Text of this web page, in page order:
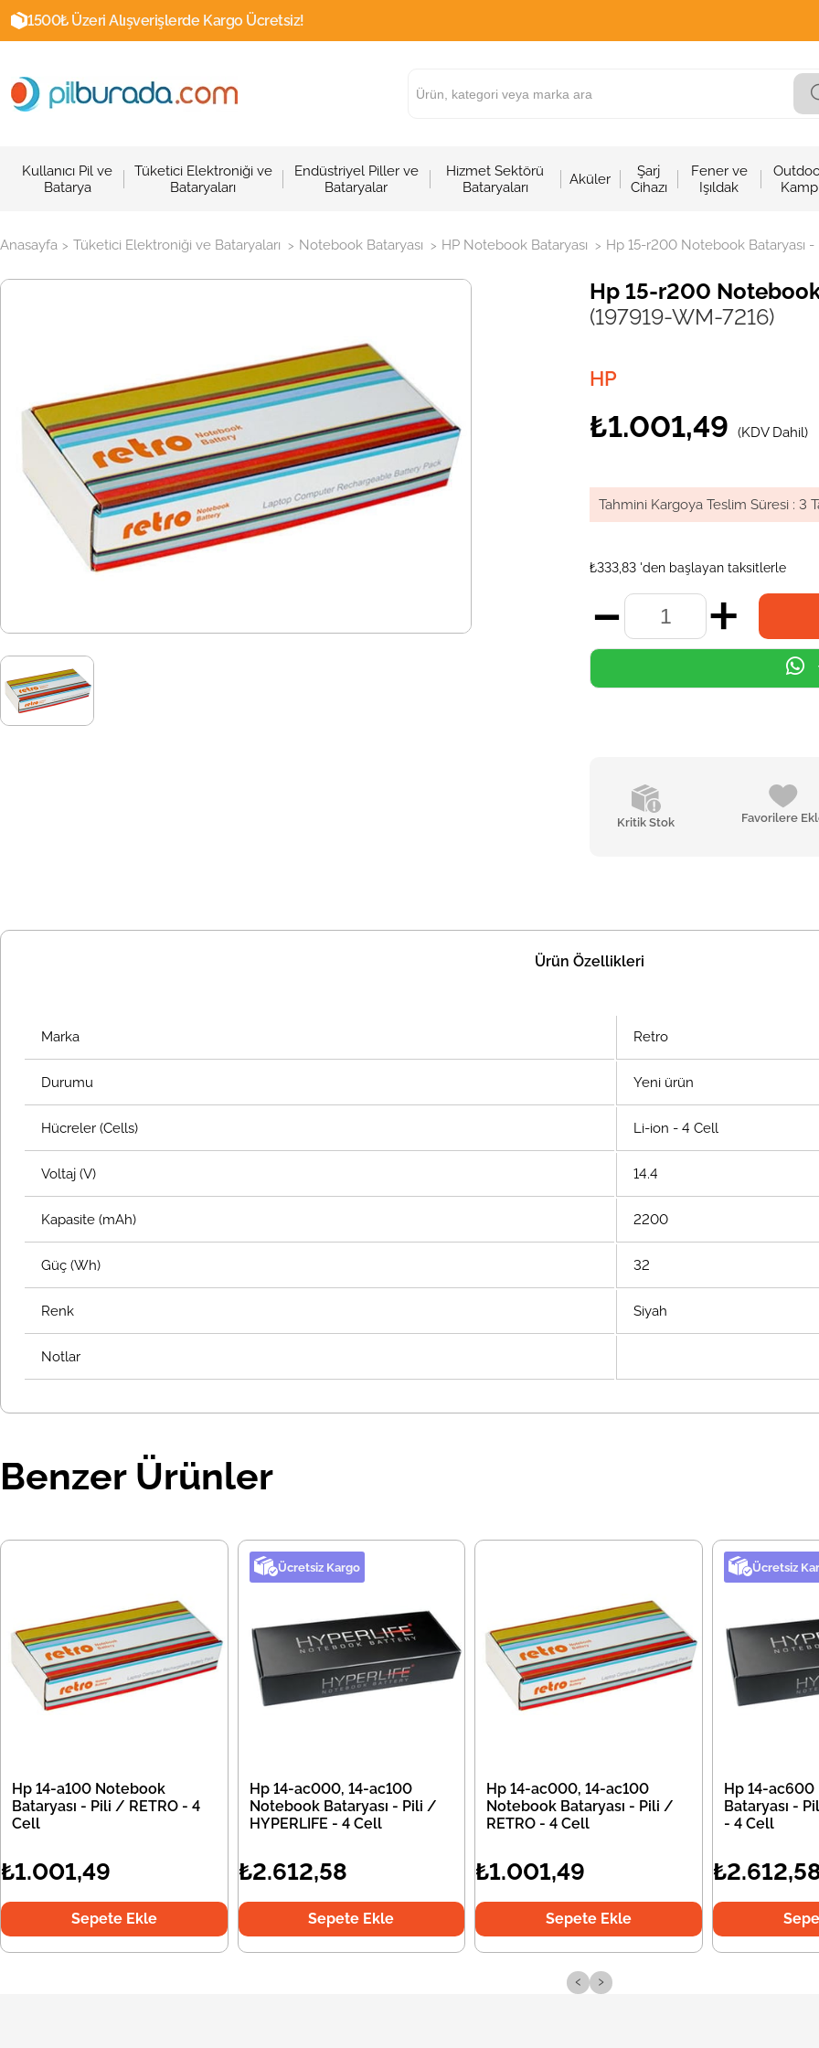
1500₺ Üzeri Alışverişlerde Kargo Ücretsiz!
Kullanıcı Pil ve
Batarya
Tüketici Elektroniği ve
Bataryaları
Endüstriyel Piller ve
Bataryalar
Hizmet Sektörü
Bataryaları
Aküler
Şarj
Cihazı
Fener ve
Işıldak
Kamp
Anasayfa > Tüketici Elektroniği ve Bataryaları > Notebook Bataryası > HP Notebook Bataryası > Hp 15-r200 Notebook Bataryası
Hp 15-r200
(197919-WM-7216)
HP
₺1.001,49 (KDV Dahil)
Tahmini Kargoya Teslim Süresi : 3
₺333,83 'den başlayan taksitlerle
Kritik Stok Favorilere
Ürün Özellikleri
Marka Retro
Durumu Yeni ürün
Hücreler (Cells) Li-ion - 4 Cell
Voltaj (V) 14.4
Kapasite (mAh) 2200
Güç (Wh) 32
Renk Siyah
Notlar
Benzer Ürünler
Hp 14-a100 Notebook
Bataryası - Pili / RETRO - 4
Cell
₺1.001,49
Sepete Ekle
Ücretsiz Kargo
Hp 14-ac000, 14-ac100
Notebook Bataryası - Pili /
HYPERLIFE - 4 Cell
₺2.612,58
Sepete Ekle
Hp 14-ac000, 14-ac100
Notebook Bataryası - Pili /
RETRO - 4 Cell
₺1.001,49
Sepete Ekle
Ücretsiz
Hp 14-
Bataryası -
- 4 Cell
‹ ›